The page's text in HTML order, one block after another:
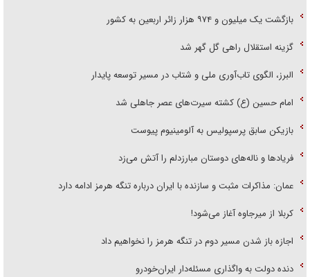
بازگشت یک میلیون و ۹۷۴ هزار زائر اربعین به کشور
گزینه استقلال راهی گل گهر شد
البرز، الگوی تاب‌آوری ملی و شتاب در مسیر توسعه پایدار
امام حسین (ع) کشته سیرت‌های عصر جاهلی شد
بازیکن سابق پرسپولیس به آلومینیوم پیوست
فریاد‌ها و ناله‌های دوستان مبارزدلم را آتش می‌زد
عمان: مذاکرات مثبت و سازنده با ایران درباره تنگه هرمز ادامه دارد
کربلا از میرجاوه آغاز می‌شود!
اجازه باز شدن مسیر دوم در تنگه هرمز را نخواهیم داد
دنده دولت به واگذاری مسئله‌دار ایران‌خودرو